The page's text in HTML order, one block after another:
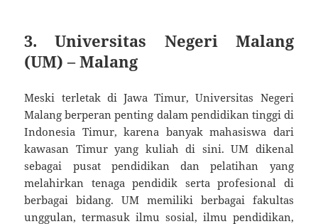
3.Universitas Negeri Malang
(UM) – Malang
Meski terletak di Jawa Timur, Universitas Negeri
Malang berperan penting dalam pendidikan tinggi di
Indonesia Timur, karena banyak mahasiswa dari
kawasan Timur yang kuliah di sini. UM dikenal
sebagai pusat pendidikan dan pelatihan yang
melahirkan tenaga pendidik serta profesional di
berbagai bidang. UM memiliki berbagai fakultas
unggulan, termasuk ilmu sosial, ilmu pendidikan,